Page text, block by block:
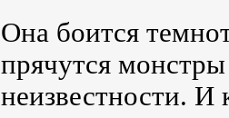
Она боится
прячутся
неизвестности. И